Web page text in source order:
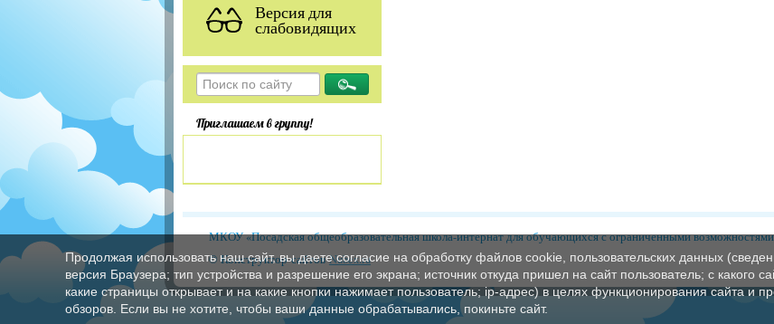
Версия для
слабовидящих
Приглашаем в группу!
МКОУ «Посадская общеобразовательная школа-интернат для обучающихся с ограниченными возможностями
© Конструктор сайтовNubex.ru
Продолжая использовать наш сайт, вы даете согласие на обработку файлов cookie, пользовательских данных
версия Браузера; тип устройства и разрешение его экрана; источник откуда пришел на сайт пользователь; с какого
какие страницы открывает и на какие кнопки нажимает пользователь; ip-адрес) в целях функционирования сайта и
обзоров. Если вы не хотите, чтобы ваши данные обрабатывались, покиньте сайт.